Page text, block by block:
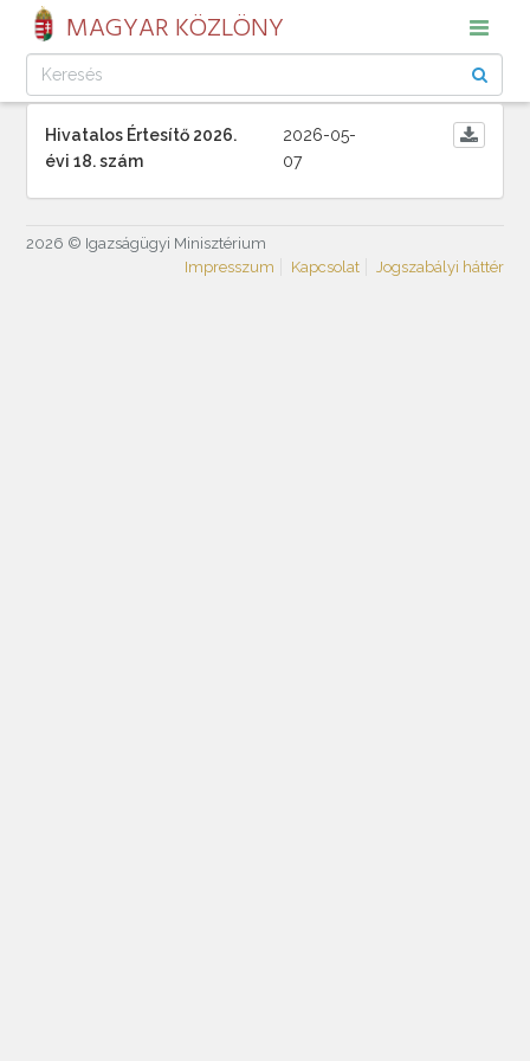
MAGYAR KÖZLÖNY
Hivatalos Értesítő 2026.
évi 18. szám
2026-05-
07
2026 © Igazságügyi Minisztérium
Impresszum
Kapcsolat Jogszabályi háttér